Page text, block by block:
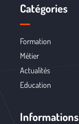
Catégories
Formation
Métier
Actualités
Education
Informations